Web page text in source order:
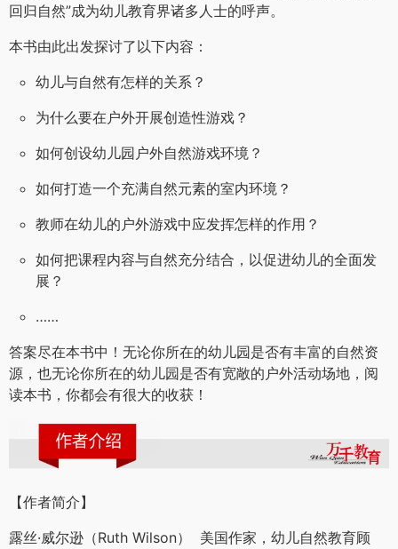
回归自然”成为幼儿教育界诸多人士的呼声。
本书由此出发探讨了以下内容：
幼儿与自然有怎样的关系？
为什么要在户外开展创造性游戏？
如何创设幼儿园户外自然游戏环境？
如何打造一个充满自然元素的室内环境？
教师在幼儿的户外游戏中应发挥怎样的作用？
如何把课程内容与自然充分结合，以促进幼儿的全面发
展？
……
答案尽在本书中！无论你所在的幼儿园是否有丰富的自然资
源，也无论你所在的幼儿园是否有宽敞的户外活动场地，阅
读本书，你都会有很大的收获！
【作者简介】
露丝·威尔逊（Ruth Wilson） 美国作家，幼儿自然教育顾